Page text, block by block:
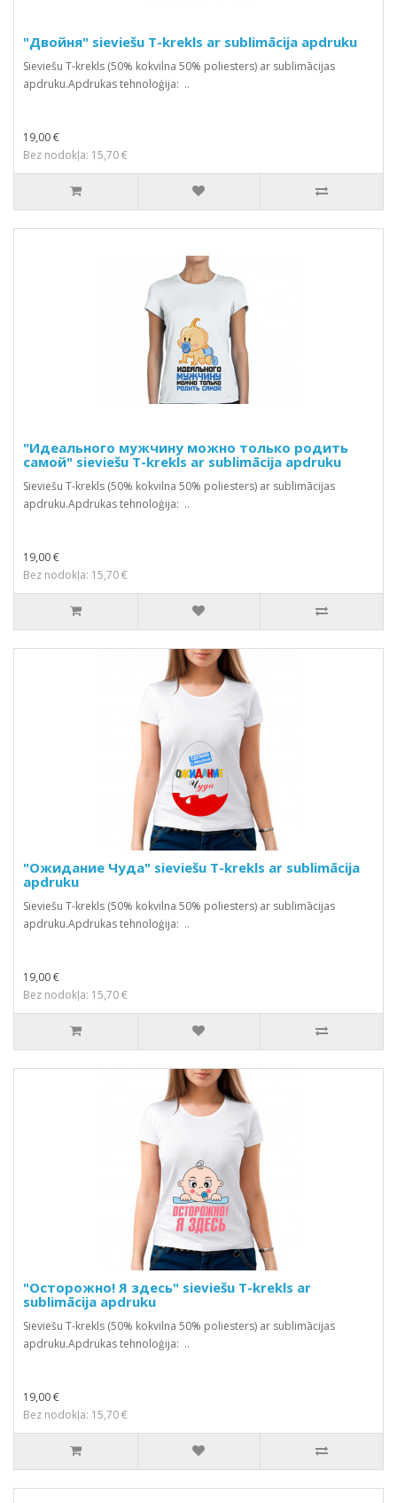
"Двойня" sieviešu T-krekls ar sublimācija apdruku
Sieviešu T-krekls (50% kokvilna 50% poliesters) ar sublimācijas
apdruku.Apdrukas tehnoloģija: ..
19,00 €
Bez nodokļa: 15,70 €
"Идеального мужчину можно только родить
самой" sieviešu T-krekls ar sublimācija apdruku
Sieviešu T-krekls (50% kokvilna 50% poliesters) ar sublimācijas
apdruku.Apdrukas tehnoloģija: ..
19,00 €
Bez nodokļa: 15,70 €
"Ожидание Чуда" sieviešu T-krekls ar sublimācija
apdruku
Sieviešu T-krekls (50% kokvilna 50% poliesters) ar sublimācijas
apdruku.Apdrukas tehnoloģija: ..
19,00 €
Bez nodokļa: 15,70 €
"Осторожно! Я здесь" sieviešu T-krekls ar
sublimācija apdruku
Sieviešu T-krekls (50% kokvilna 50% poliesters) ar sublimācijas
apdruku.Apdrukas tehnoloģija: ..
19,00 €
Bez nodokļa: 15,70 €